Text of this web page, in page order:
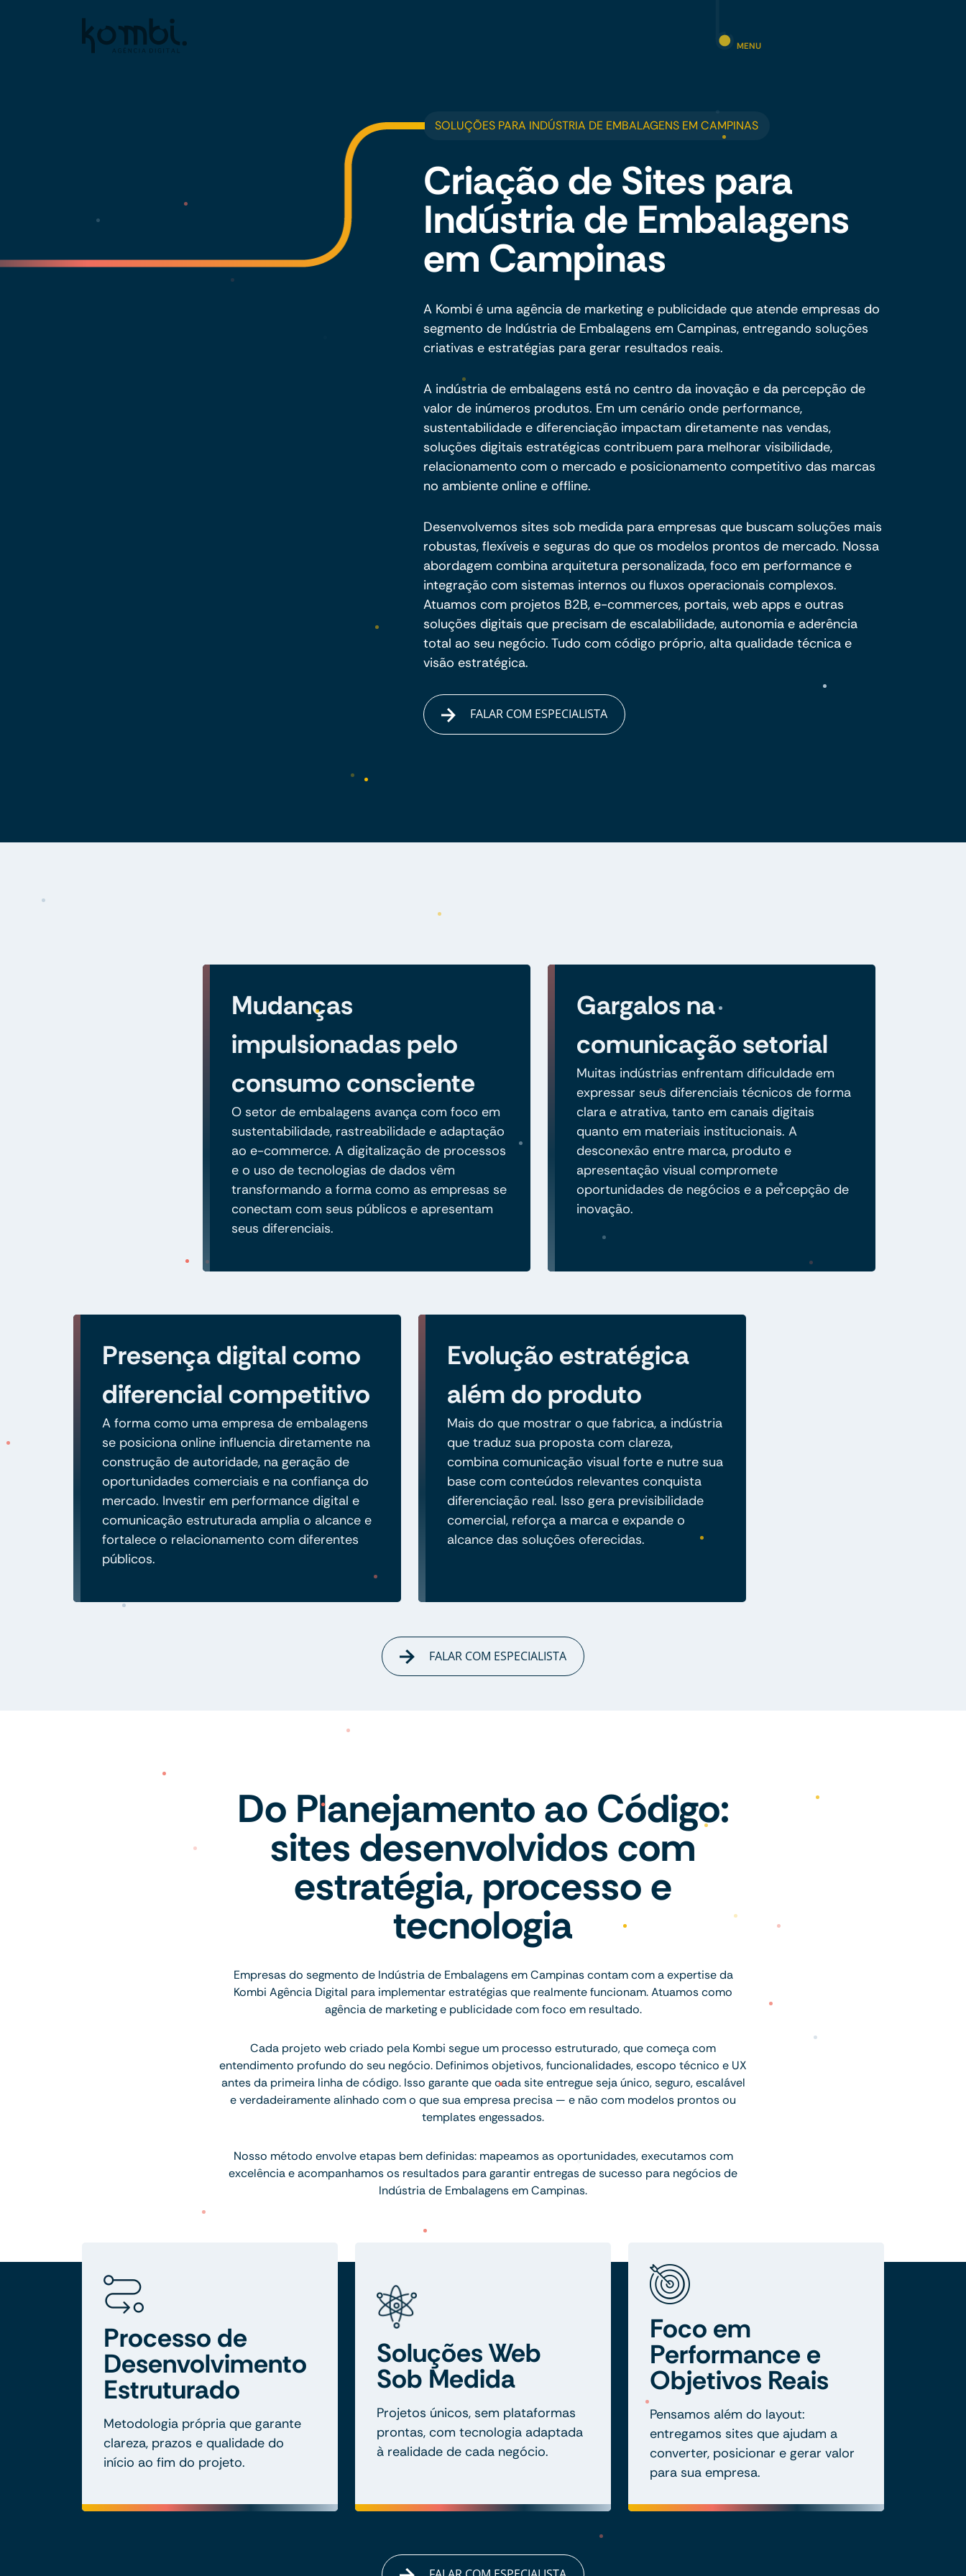
MENU
SOLUÇÕES PARA INDÚSTRIA DE EMBALAGENS EM CAMPINAS
Criação de Sites para
Indústria de Embalagens
em Campinas
A Kombi é uma agência de marketing e publicidade que atende empresas do
segmento de Indústria de Embalagens em Campinas, entregando soluções
criativas e estratégias para gerar resultados reais.
A indústria de embalagens está no centro da inovação e da percepção de
valor de inúmeros produtos. Em um cenário onde performance,
sustentabilidade e diferenciação impactam diretamente nas vendas,
soluções digitais estratégicas contribuem para melhorar visibilidade,
relacionamento com o mercado e posicionamento competitivo das marcas
no ambiente online e offline.
Desenvolvemos sites sob medida para empresas que buscam soluções mais
robustas, flexíveis e seguras do que os modelos prontos de mercado. Nossa
abordagem combina arquitetura personalizada, foco em performance e
integração com sistemas internos ou fluxos operacionais complexos.
Atuamos com projetos B2B, e-commerces, portais, web apps e outras
soluções digitais que precisam de escalabilidade, autonomia e aderência
total ao seu negócio. Tudo com código próprio, alta qualidade técnica e
visão estratégica.
FALAR COM ESPECIALISTA
Mudanças
impulsionadas pelo
consumo consciente
O setor de embalagens avança com foco em
sustentabilidade, rastreabilidade e adaptação
ao e-commerce. A digitalização de processos
e o uso de tecnologias de dados vêm
transformando a forma como as empresas se
conectam com seus públicos e apresentam
seus diferenciais.
Gargalos na
comunicação setorial
Muitas indústrias enfrentam dificuldade em
expressar seus diferenciais técnicos de forma
clara e atrativa, tanto em canais digitais
quanto em materiais institucionais. A
desconexão entre marca, produto e
apresentação visual compromete
oportunidades de negócios e a percepção de
inovação.
Presença digital como
diferencial competitivo
A forma como uma empresa de embalagens
se posiciona online influencia diretamente na
construção de autoridade, na geração de
oportunidades comerciais e na confiança do
mercado. Investir em performance digital e
comunicação estruturada amplia o alcance e
fortalece o relacionamento com diferentes
públicos.
Evolução estratégica
além do produto
Mais do que mostrar o que fabrica, a indústria
que traduz sua proposta com clareza,
combina comunicação visual forte e nutre sua
base com conteúdos relevantes conquista
diferenciação real. Isso gera previsibilidade
comercial, reforça a marca e expande o
alcance das soluções oferecidas.
FALAR COM ESPECIALISTA
Do Planejamento ao Código:
sites desenvolvidos com
estratégia, processo e
tecnologia
Empresas do segmento de Indústria de Embalagens em Campinas contam com a expertise da
Kombi Agência Digital para implementar estratégias que realmente funcionam. Atuamos como
agência de marketing e publicidade com foco em resultado.
Cada projeto web criado pela Kombi segue um processo estruturado, que começa com
entendimento profundo do seu negócio. Definimos objetivos, funcionalidades, escopo técnico e UX
antes da primeira linha de código. Isso garante que cada site entregue seja único, seguro, escalável
e verdadeiramente alinhado com o que sua empresa precisa — e não com modelos prontos ou
templates engessados.
Nosso método envolve etapas bem definidas: mapeamos as oportunidades, executamos com
excelência e acompanhamos os resultados para garantir entregas de sucesso para negócios de
Indústria de Embalagens em Campinas.
Processo de
Desenvolvimento
Estruturado
Metodologia própria que garante
clareza, prazos e qualidade do
início ao fim do projeto.
Soluções Web
Sob Medida
Projetos únicos, sem plataformas
prontas, com tecnologia adaptada
à realidade de cada negócio.
Foco em
Performance e
Objetivos Reais
Pensamos além do layout:
entregamos sites que ajudam a
converter, posicionar e gerar valor
para sua empresa.